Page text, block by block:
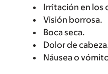
Irritación en los
Visión borrosa.
Boca seca.
Dolor de
Náusea o